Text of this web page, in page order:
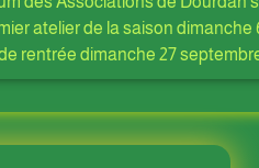
atelier de la saison dimanche
rentrée dimanche 27